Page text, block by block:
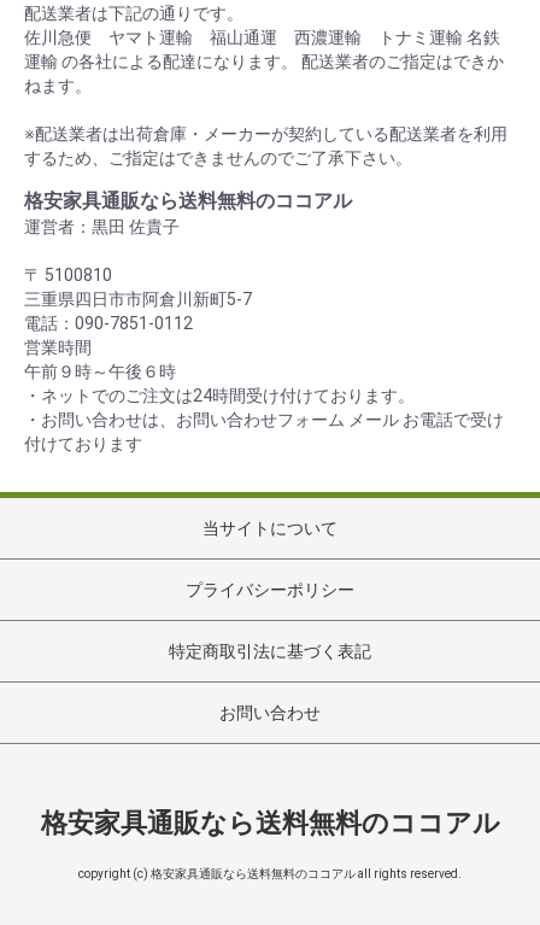
配送業者は下記の通りです。
佐川急便 ヤマト運輸 福山通運 西濃運輸 トナミ運輸 名鉄
運輸 の各社による配達になります。 配送業者のご指定はできか
ねます。
※配送業者は出荷倉庫・メーカーが契約している配送業者を利用
するため、ご指定はできませんのでご了承下さい。
格安家具通販なら送料無料のココアル
運営者：黒田 佐貴子
〒 5100810
三重県四日市市阿倉川新町5-7
電話：090-7851-0112
営業時間
午前９時～午後６時
・ネットでのご注文は24時間受け付けております。
・お問い合わせは、お問い合わせフォーム メール お電話で受け
付けております
当サイトについて
プライバシーポリシー
特定商取引法に基づく表記
お問い合わせ
格安家具通販なら送料無料のココアル
copyright (c) 格安家具通販なら送料無料のココアル all rights reserved.